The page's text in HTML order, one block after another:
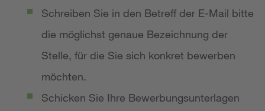
Schreiben Sie in den Betreff der E-Mail bitte
die möglichst genaue Bezeichnung der
Stelle, für die Sie sich konkret bewerben
möchten.
Schicken Sie Ihre Bewerbungsunterlagen